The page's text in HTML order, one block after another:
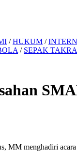
/HUKUM /
/ SEPAK
menghadiri